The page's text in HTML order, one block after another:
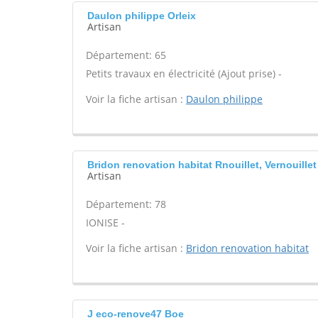
Daulon philippe Orleix
Artisan
Département: 65
Petits travaux en électricité (Ajout prise) -
Voir la fiche artisan : Daulon philippe
Bridon renovation habitat Rnouillet, Vernouillet
Artisan
Département: 78
IONISE -
Voir la fiche artisan : Bridon renovation habitat
J eco-renove47 Boe